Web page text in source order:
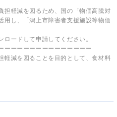
担軽減を図るため、国の「物価高騰対
用し、「潟上市障害者支援施設等物価
ードして申請してください。
ーーーーーーーーーーーーーー
軽減を図ることを目的として、食材料